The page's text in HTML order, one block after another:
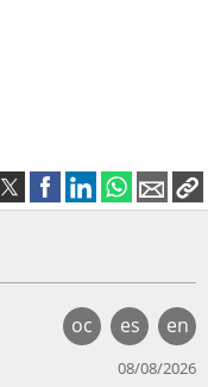
oc es en
08/08/2026